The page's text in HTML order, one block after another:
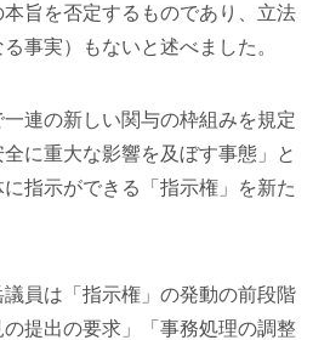
旨を否定するものであり、立法
事実）もないと述べました。
連の新しい関与の枠組みを規定
に重大な影響を及ぼす事態」と
指示ができる「指示権」を新た
員は「指示権」の発動の前段階
提出の要求」「事務処理の調整